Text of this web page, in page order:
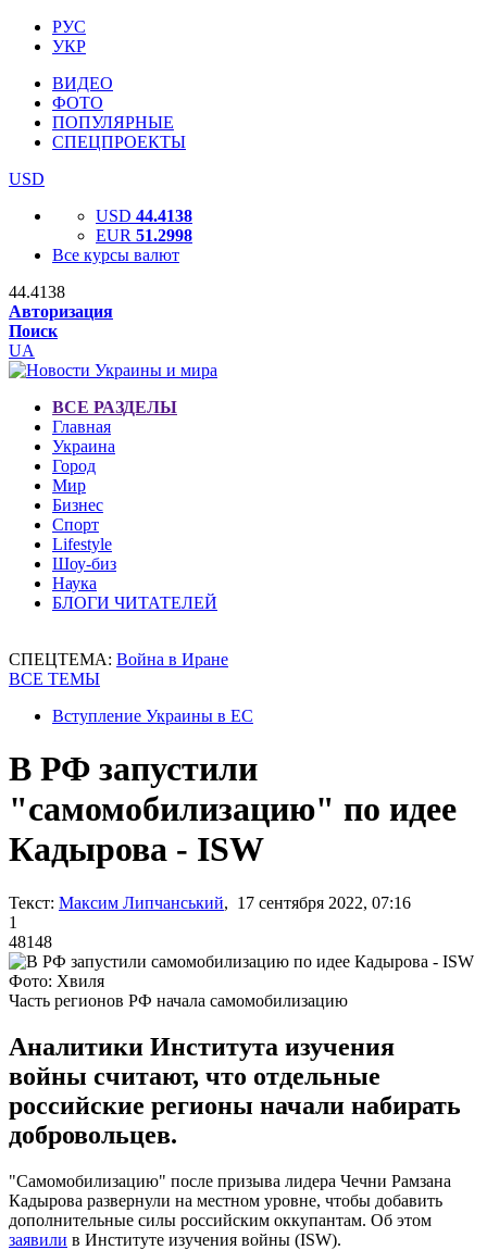
РУС
УКР
ВИДЕО
ФОТО
ПОПУЛЯРНЫЕ
СПЕЦПРОЕКТЫ
USD
USD 44.4138
EUR 51.2998
Все курсы валют
44.4138
Авторизация
Поиск
UA
ВСЕ РАЗДЕЛЫ
Главная
Украина
Город
Мир
Бизнес
Спорт
Lifestyle
Шоу-биз
Наука
БЛОГИ ЧИТАТЕЛЕЙ
СПЕЦТЕМА: Война в Иране
ВСЕ ТЕМЫ
Вступление Украины в ЕС
В РФ запустили
"самомобилизацию" по идее
Кадырова - ISW
Текст: Максим Липчанський, 17 сентября 2022, 07:16
1
48148
Фото: Хвиля
Часть регионов РФ начала самомобилизацию
Аналитики Института изучения
войны считают, что отдельные
российские регионы начали набирать
добровольцев.
"Самомобилизацию" после призыва лидера Чечни Рамзана
Кадырова развернули на местном уровне, чтобы добавить
дополнительные силы российским оккупантам. Об этом
заявили в Институте изучения войны (ISW).